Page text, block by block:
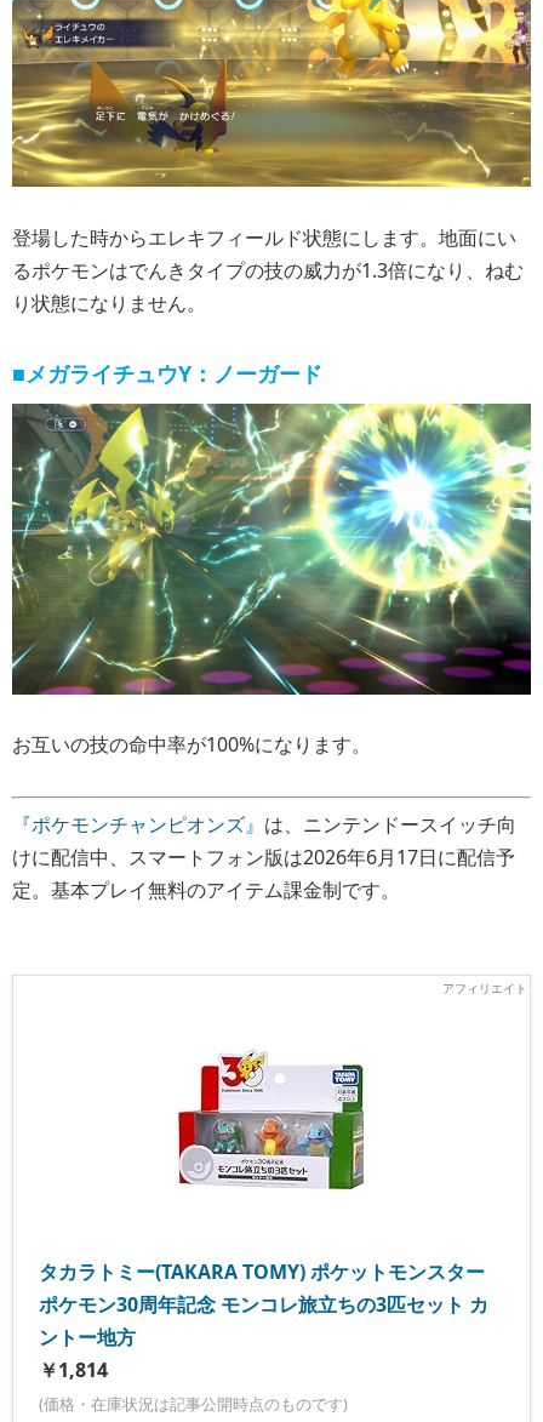
登場した時からエレキフィールド状態にします。地面にい
るポケモンはでんきタイプの技の威力が1.3倍になり、ねむ
り状態になりません。
■メガライチュウY：ノーガード
お互いの技の命中率が100%になります。
『ポケモンチャンピオンズ』 は、ニンテンドースイッチ向
けに配信中、スマートフォン版は2026年6月17日に配信予
定。基本プレイ無料のアイテム課金制です。
タカラトミー(TAKARA TOMY) ポケットモンスター
ポケモン30周年記念 モンコレ旅立ちの3匹セット カ
ントー地方
￥1,814
(価格・在庫状況は記事公開時点のものです)